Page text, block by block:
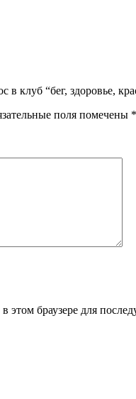
клуб “бег, здоровье,
поля помечены *
этом браузере для